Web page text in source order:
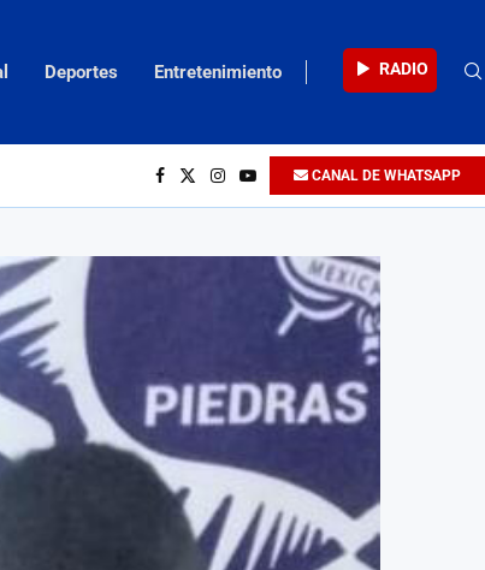
Deportes Entretenimiento RADIO
CANAL DE WHATSAPP